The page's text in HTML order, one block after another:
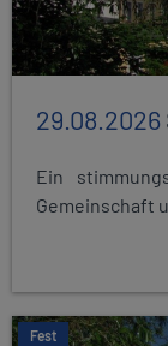
29.08.2026
Ein
Gemeinschaft
Fest